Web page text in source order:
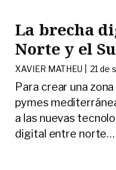
La brecha
Norte y el
XAVIER MATHEU | 21 de
Para crear una
pymes
a las nuevas
digital entre norte…